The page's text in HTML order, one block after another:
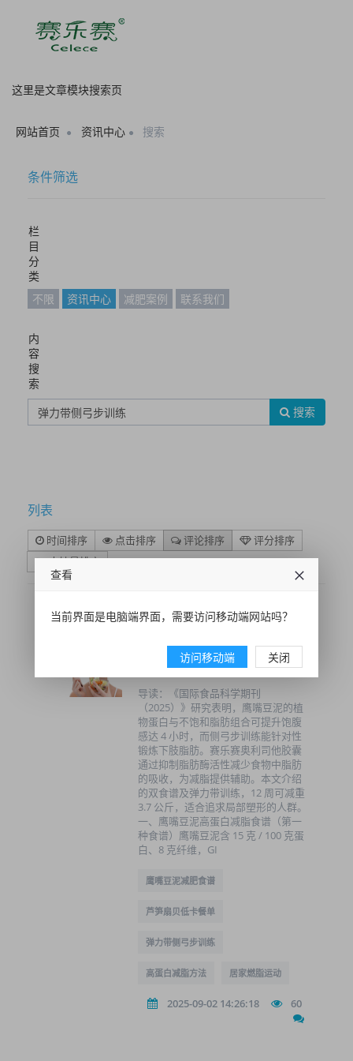
这里是文章模块搜索页
网站首页 资讯中心 搜索
条件筛选
栏
目
分
类
不限
资讯中心 减肥案例 联系我们
内
容
搜
索
搜索
列表
时间排序 点击排序 评论排序
评分排序
支持量排序
贝低卡餐单 弹力带侧弓步循环
训练 燃脂方案
导读：《国际食品科学期刊
（2025）》研究表明，鹰嘴豆泥的植
物蛋白与不饱和脂肪组合可提升饱腹
感达 4 小时，而侧弓步训练能针对性
锻炼下肢脂肪。赛乐赛奥利司他胶囊
通过抑制脂肪酶活性减少食物中脂肪
的吸收，为减脂提供辅助。本文介绍
的双食谱及弹力带训练，12 周可减重
3.7 公斤，适合追求局部塑形的人群。
一、鹰嘴豆泥高蛋白减脂食谱（第一
种食谱）鹰嘴豆泥含 15 克 / 100 克蛋
白、8 克纤维，GI
鹰嘴豆泥减肥食谱
芦笋扇贝低卡餐单
弹力带侧弓步训练
高蛋白减脂方法 居家燃脂运动
2025-09-02 14:26:18 60
查看
当前界面是电脑端界面，需要访问移动端网站吗？
访问移动端 关闭